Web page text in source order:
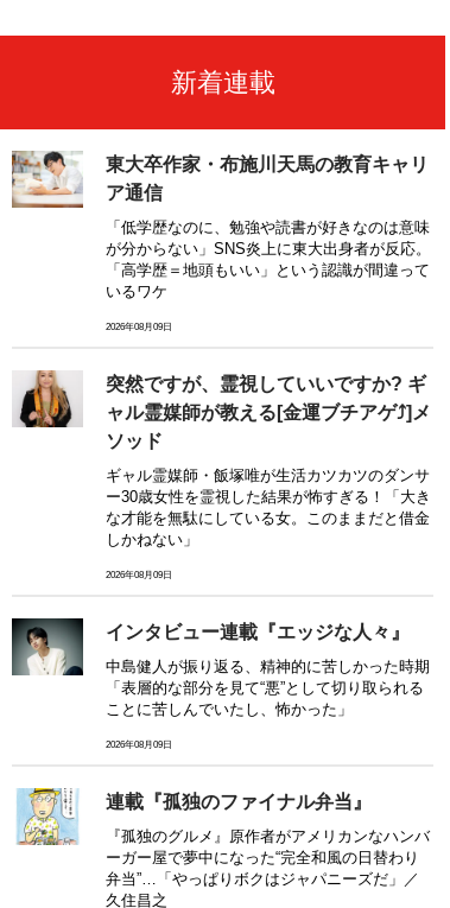
新着連載
東大卒作家・布施川天馬の教育キャリ
ア通信
「低学歴なのに、勉強や読書が好きなのは意味
が分からない」SNS炎上に東大出身者が反応。
「高学歴＝地頭もいい」という認識が間違って
いるワケ
2026年08月09日
突然ですが、霊視していいですか? ギ
ャル霊媒師が教える[金運ブチアゲ⤴]メ
ソッド
ギャル霊媒師・飯塚唯が生活カツカツのダンサ
ー30歳女性を霊視した結果が怖すぎる！「大き
な才能を無駄にしている女。このままだと借金
しかねない」
2026年08月09日
インタビュー連載『エッジな人々』
中島健人が振り返る、精神的に苦しかった時期
「表層的な部分を見て“悪”として切り取られる
ことに苦しんでいたし、怖かった」
2026年08月09日
連載『孤独のファイナル弁当』
『孤独のグルメ』原作者がアメリカンなハンバ
ーガー屋で夢中になった“完全和風の日替わり
弁当”…「やっぱりボクはジャパニーズだ」／
久住昌之